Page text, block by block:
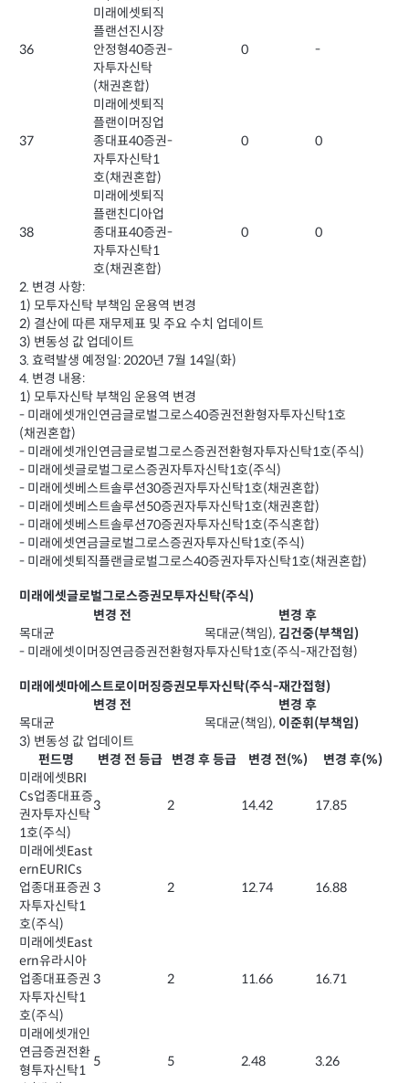
36
미래에셋퇴직
플랜선진시장
안정형40증권
자투자신탁
(채권혼합)
- 0 -
37
미래에셋퇴직
플랜이머징업
종대표40증권
자투자신탁1
호(채권혼합)
- 0 0
38
미래에셋퇴직
플랜친디아업
종대표40증권
자투자신탁1
호(채권혼합)
- 0 0
2. 변경 사항:
1) 모투자신탁 부책임 운용역 변경
2) 결산에 따른 재무제표 및 주요 수치 업데이트
3) 변동성 값 업데이트
3. 효력발생 예정일: 2020년 7월 14일(화)
4. 변경 내용:
1) 모투자신탁 부책임 운용역 변경
- 미래에셋개인연금글로벌그로스40증권전환형자투자신탁1호
(채권혼합)
- 미래에셋개인연금글로벌그로스증권전환형자투자신탁1호(주식)
- 미래에셋글로벌그로스증권자투자신탁1호(주식)
- 미래에셋베스트솔루션30증권자투자신탁1호(채권혼합)
- 미래에셋베스트솔루션50증권자투자신탁1호(채권혼합)
- 미래에셋베스트솔루션70증권자투자신탁1호(주식혼합)
- 미래에셋연금글로벌그로스증권자투자신탁1호(주식)
- 미래에셋퇴직플랜글로벌그로스40증권자투자신탁1호(채권혼합)
미래에셋글로벌그로스증권모투자신탁(주식)
변경 전
변경 후
목대균
목대균(책임), 김건중(부책임)
- 미래에셋이머징연금증권전환형자투자신탁1호(주식-재간접형)
미래에셋마에스트로이머징증권모투자신탁(주식-재간접형)
변경 전
변경 후
목대균
목대균(책임), 이준휘(부책임)
3) 변동성 값 업데이트
펀드명
변경 전 등급 변경 후 등급 변경 전(%)
변경 후(%)
미래에셋BRI
Cs업종대표증
권자투자신탁
1호(주식)
3 2 14.42 17.85
미래에셋East
ernEURICs
업종대표증권
자투자신탁1
호(주식)
3 2 12.74 16.88
미래에셋East
ern유라시아
업종대표증권
자투자신탁1
호(주식)
3 2 11.66 16.71
미래에셋개인
연금증권전환
형투자신탁1
5 5 2.48 3.26